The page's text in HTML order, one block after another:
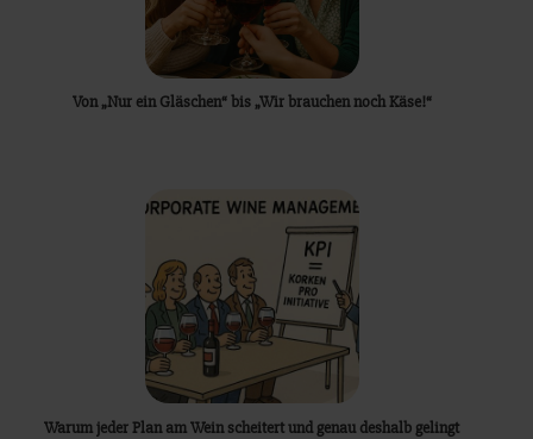
Von „Nur ein Gläschen“ bis „Wir brauchen noch Käse!“
Warum jeder Plan am Wein scheitert und genau deshalb gelingt